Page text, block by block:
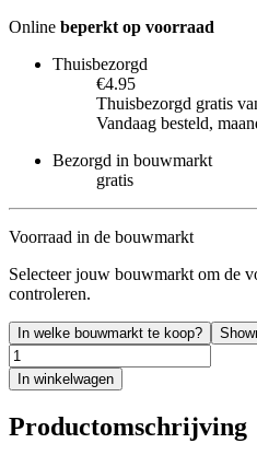
Online beperkt op voorraad
Thuisbezorgd
€4.95
Thuisbezorgd gratis
Vandaag besteld,
Bezorgd in bouwmarkt
gratis
Voorraad in de bouwmarkt
Selecteer jouw bouwmarkt om de
controleren.
In welke bouwmarkt te koop?
In winkelwagen
Productomschrijving